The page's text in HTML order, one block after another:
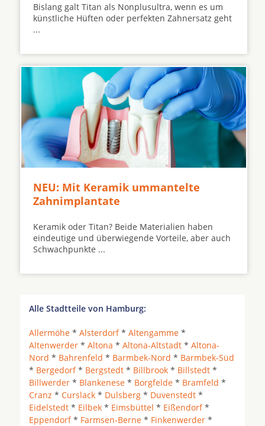
Bislang galt Titan als Nonplusultra, wenn es um
künstliche Hüften oder perfekten Zahnersatz geht
...
NEU: Mit Keramik ummantelte
Zahnimplantate
Keramik oder Titan? Beide Materialien haben
eindeutige und überwiegende Vorteile, aber auch
Schwachpunkte ...
Alle Stadtteile von Hamburg:
Allermöhe * Alsterdorf* Altengamme *
Altenwerder * Altona * Altona-Altstadt * Altona-
Nord * Bahrenfeld * Barmbek-Nord * Barmbek-Süd
* Bergedorf* Bergstedt * Billbrook * Billstedt *
Billwerder * Blankenese * Borgfelde * Bramfeld *
Cranz * Curslack * Dulsberg * Duvenstedt *
Eidelstedt * Eilbek * Eimsbüttel * Eißendorf*
Eppendorf* Farmsen-Berne * Finkenwerder *